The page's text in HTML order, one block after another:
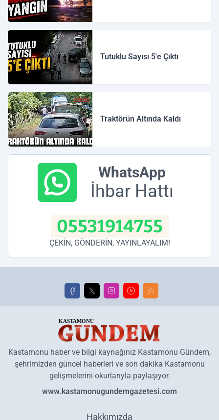
Tutuklu Sayısı 5'e Çıktı
Traktörün Altında Kaldı
WhatsApp
İhbar Hattı
05531914755
ÇEKİN, GÖNDERİN, YAYINLAYALIM!
Kastamonu haber ve bilgi kaynağınız Kastamonu Gündem,
şehrimizden güncel haberleri ve son dakika Kastamonu
gelişmelerini okurlarıyla paylaşıyor.
www.kastamonugundemgazetesi.com
Hakkımızda